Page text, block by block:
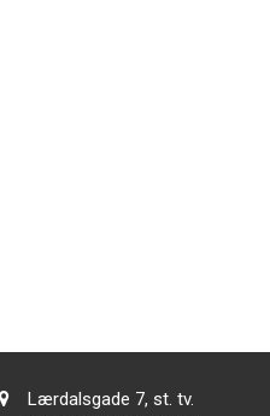
Adresse:
Lærdalsgade 7, st. tv.